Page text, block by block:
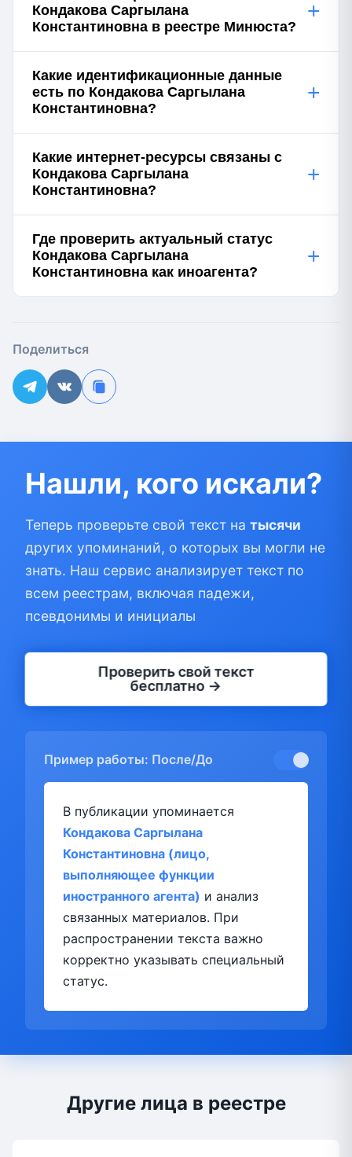
Кондакова Саргылана
Константиновна в реестре Минюста?
+
Какие идентификационные данные
есть по Кондакова Саргылана
Константиновна?
+
Какие интернет-ресурсы связаны с
Кондакова Саргылана
Константиновна?
+
Где проверить актуальный статус
Кондакова Саргылана
Константиновна как иноагента?
+
Поделиться
Нашли, кого искали?
Теперь проверьте свой текст на тысячи
других упоминаний, о которых вы могли не
знать. Наш сервис анализирует текст по
всем реестрам, включая падежи,
псевдонимы и инициалы
Проверить свой текст
бесплатно →
Пример работы: После/До
В публикации упоминается
Кондакова Саргылана
Константиновна (лицо,
выполняющее функции
иностранного агента) и анализ
связанных материалов. При
распространении текста важно
корректно указывать специальный
статус.
Другие лица в реестре